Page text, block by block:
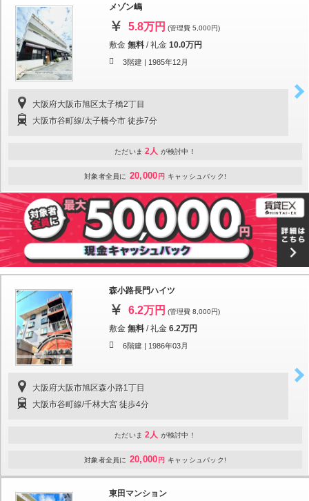
メゾン嶋
5.8万円 (管理費 5,000円)
敷金 無料 /礼金 10.0万円
3階建 | 1985年12月
大阪府大阪市旭区太子橋2丁目
大阪市谷町線/太子橋今市 徒歩7分
ただいま 2人 が検討中！
対象者全員に 20,000 円 キャッシュバック!
森小路長門ハイツ
6.2万円 (管理費 8,000円)
敷金 無料 /礼金 6.2万円
6階建 | 1986年03月
大阪府大阪市旭区森小路1丁目
大阪市谷町線/千林大宮 徒歩4分
ただいま 2人 が検討中！
対象者全員に 20,000 円 キャッシュバック!
東田マンション